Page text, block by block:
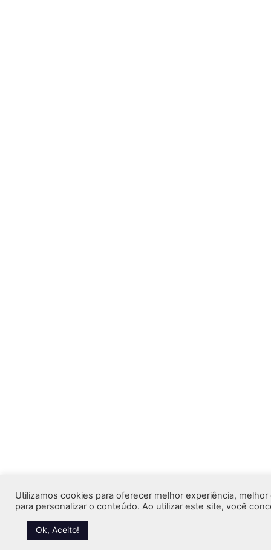
Utilizamos cookies para oferecer melhor experiência,
para personalizar o conteúdo. Ao utilizar este site, você
Ok, Aceito!